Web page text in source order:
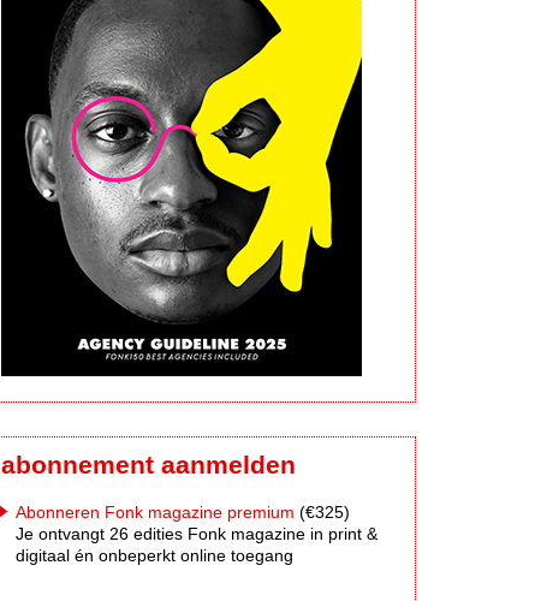
abonnement aanmelden
Abonneren Fonk magazine premium (€325)
Je ontvangt 26 edities Fonk magazine in print &
digitaal én onbeperkt online toegang